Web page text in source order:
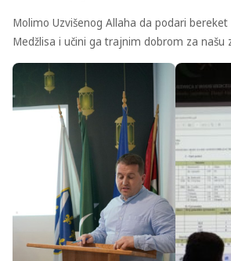
Molimo Uzvišenog Allaha da podari
Medžlisa i učini ga trajnim dobrom za našu